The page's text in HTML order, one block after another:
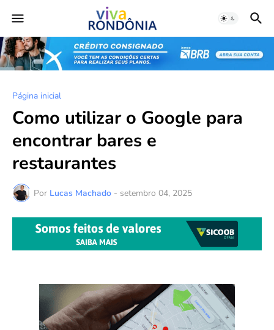
Página inicial
Como utilizar o Google para
encontrar bares e
restaurantes
Por Lucas Machado - setembro 04, 2025